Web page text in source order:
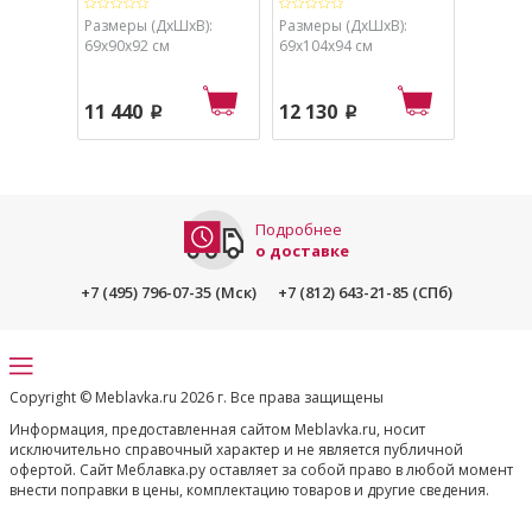
Размеры (ДхШхВ):
69х90х92 см
11 440 p
Размеры (ДхШхВ):
69х104х94 см
12 130 p
Подробнее
о доставке
+7 (495) 796-07-35 (Мск)
+7 (812) 643-21-85 (СПб)
Copyright © Meblavka.ru 2026 г. Все права защищены
Информация, предоставленная сайтом Meblavka.ru, носит
исключительно справочный характер и не является публичной
офертой. Сайт Меблавка.ру оставляет за собой право в любой момент
внести поправки в цены, комплектацию товаров и другие сведения.